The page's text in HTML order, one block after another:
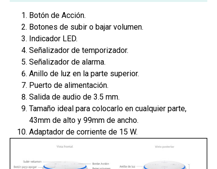
Botón de Acción.
Botones de subir o bajar volumen.
Indicador LED.
Señalizador de temporizador.
Señalizador de alarma.
Anillo de luz en la parte superior.
Puerto de alimentación.
Salida de audio de 3.5 mm.
Tamaño ideal para colocarlo en cualquier parte,
43mm de alto y 99mm de ancho.
Adaptador de corriente de 15 W.